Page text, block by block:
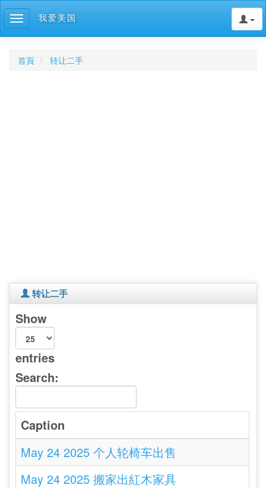
Toggle
navigation
我爱美国
首頁 转让二手
转让二手
Show
entries
Search:
Caption
May 24 2025 个人轮椅车出售
May 24 2025 搬家出紅木家具